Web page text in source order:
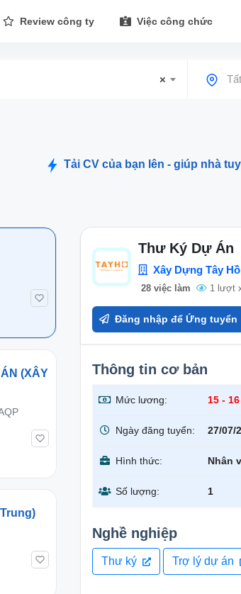
Review công ty Việc công chức
×
Tải CV của bạn lên - giúp nhà
(XÂY
Thư Ký Dự Án
Xây Dựng Tây Hồ
28 việc làm 1 lượt
Đăng nhập để Ứng tuyển
Thông tin cơ bản
Mức lương: 15 -
Ngày đăng tuyển: 27/07/
Hình thức: Nhân
Số lượng: 1
Nghề nghiệp
Thư ký Trợ lý dự án